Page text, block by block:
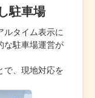
駐車場
ルタイム表示に
な駐車場運営が
で、現地対応を